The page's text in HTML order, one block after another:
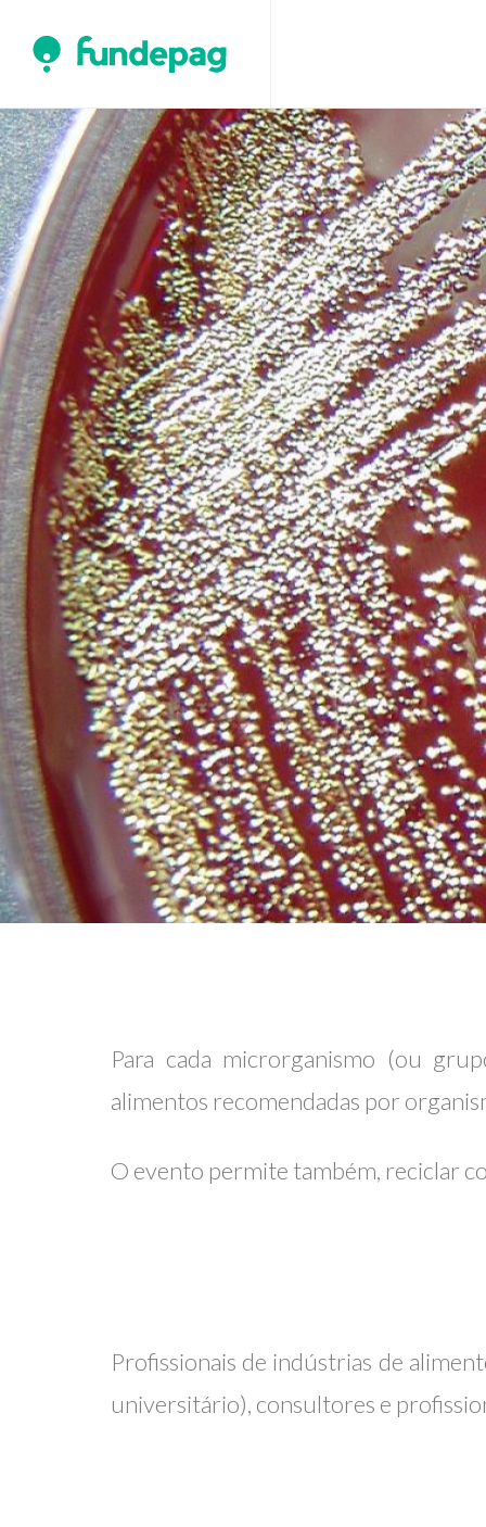
Para cada microrganismo (ou
alimentos recomendadas por
O evento permite também, reciclar
Profissionais de indústrias de
universitário), consultores e